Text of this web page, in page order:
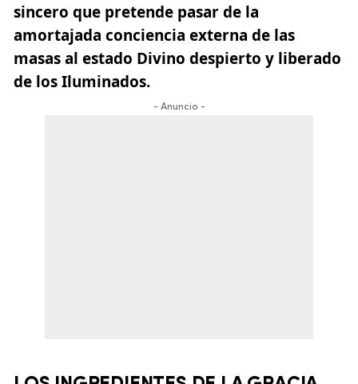
sincero que pretende pasar de la
amortajada conciencia externa de las
masas al estado Divino despierto y liberado
de los Iluminados.
- Anuncio -